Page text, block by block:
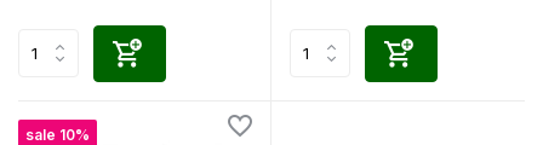
sale 10%